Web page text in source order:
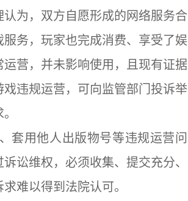
为，双方自愿形成的网络服务合
务，玩家也完成消费、享受了娱
营，并未影响使用，且现有证据
违规运营，可向监管部门投诉举
用他人出版物号等违规运营问
讼维权，必须收集、提交充分、
难以得到法院认可。